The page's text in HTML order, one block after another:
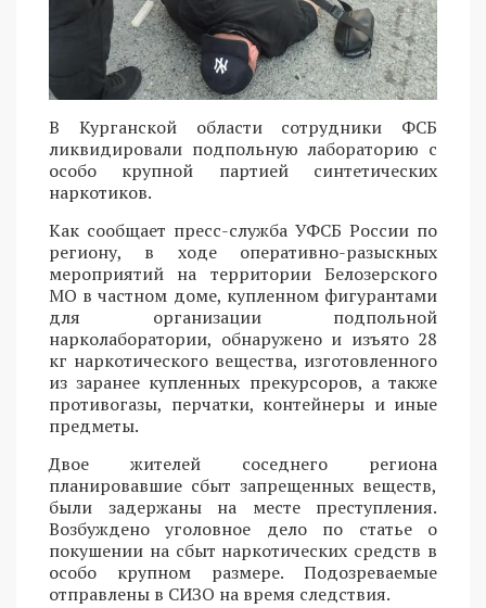
В Курганской области сотрудники ФСБ
ликвидировали подпольную лабораторию с
особо крупной партией синтетических
наркотиков.
Как сообщает пресс-служба УФСБ России по
региону, в ходе оперативно-разыскных
мероприятий на территории Белозерского
МО в частном доме, купленном фигурантами
для организации подпольной
нарколаборатории, обнаружено и изъято 28
кг наркотического вещества, изготовленного
из заранее купленных прекурсоров, а также
противогазы, перчатки, контейнеры и иные
предметы.
Двое жителей соседнего региона
планировавшие сбыт запрещенных веществ,
были задержаны на месте преступления.
Возбуждено уголовное дело по статье о
покушении на сбыт наркотических средств в
особо крупном размере. Подозреваемые
отправлены в СИЗО на время следствия.